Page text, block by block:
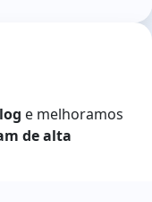
e melhoramos
de alta